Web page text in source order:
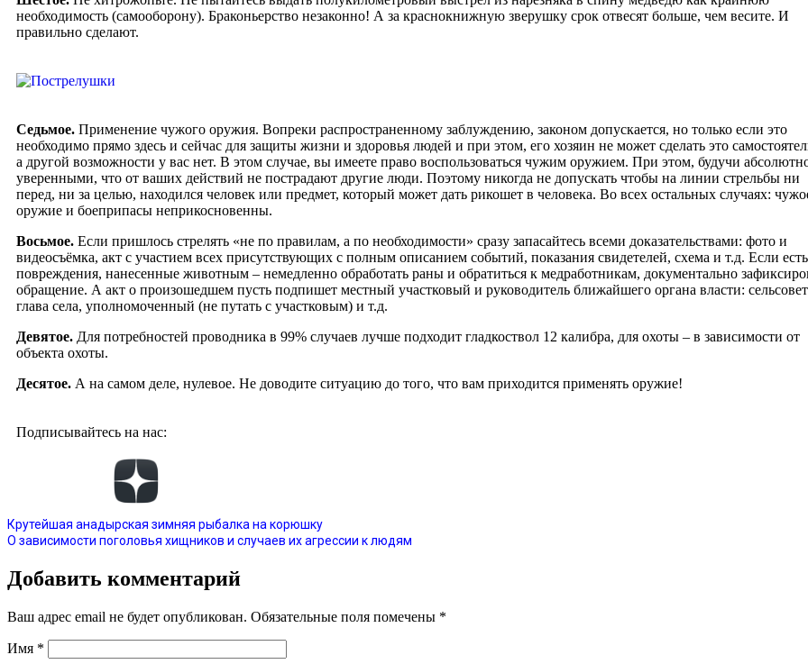
необходимость (самооборону). Браконьерство незаконно! А за краснокнижную зверушку срок отвесят больше, чем весите. И
правильно сделают.
Седьмое. Применение чужого оружия. Вопреки распространенному заблуждению, законом допускается, но только если это
необходимо прямо здесь и сейчас для защиты жизни и здоровья людей и при этом, его хозяин не может сделать это
а другой возможности у вас нет. В этом случае, вы имеете право воспользоваться чужим оружием. При этом, будучи
уверенными, что от ваших действий не пострадают другие люди. Поэтому никогда не допускать чтобы на линии стрельбы ни
перед, ни за целью, находился человек или предмет, который может дать рикошет в человека. Во всех остальных случаях:
оружие и боеприпасы неприкосновенны.
Восьмое. Если пришлось стрелять «не по правилам, а по необходимости» сразу запасайтесь всеми доказательствами: фото и
видеосъёмка, акт с участием всех присутствующих с полным описанием событий, показания свидетелей, схема и т.д. Если есть
повреждения, нанесенные животным – немедленно обработать раны и обратиться к медработникам, документально
обращение. А акт о произошедшем пусть подпишет местный участковый и руководитель ближайшего органа власти:
глава села, уполномоченный (не путать с участковым) и т.д.
Девятое. Для потребностей проводника в 99% случаев лучше подходит гладкоствол 12 калибра, для охоты – в зависимости от
объекта охоты.
Десятое. А на самом деле, нулевое. Не доводите ситуацию до того, что вам приходится применять оружие!
Подписывайтесь на нас:
Крутейшая анадырская зимняя рыбалка на корюшку
О зависимости поголовья хищников и случаев их агрессии к людям
Добавить комментарий
Ваш адрес email не будет опубликован. Обязательные поля помечены *
Имя *